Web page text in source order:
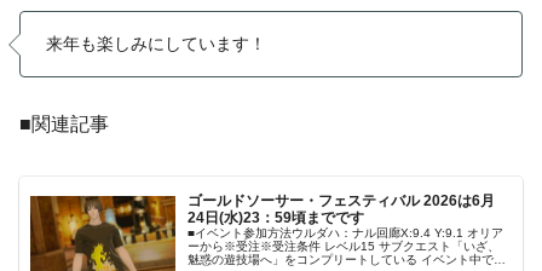
来年も楽しみにしています！
■関連記事
ゴールドソーサー・フェスティバル 2026は6月
24日(水)23：59頃までです
■イベント参加方法ウルダハ：ナル回廊X:9.4 Y:9.1 オリア
ーから※受注※受注条件 レベル15 サブクエスト「いざ、
魅惑の遊技場へ」をコンプリートしている イベント中でし